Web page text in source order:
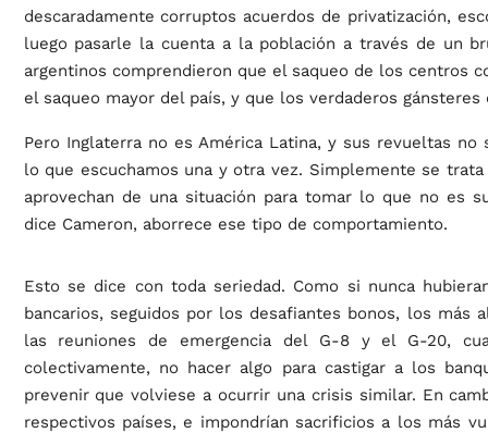
descaradamente corruptos acuerdos de privatización,
luego pasarle la cuenta a la población a través de un
argentinos comprendieron que el saqueo de los centros
el saqueo mayor del país, y que los verdaderos gánsteres
Pero Inglaterra no es América Latina, y sus revueltas
lo que escuchamos una y otra vez. Simplemente se
aprovechan de una situación para tomar lo que no es
dice Cameron, aborrece ese tipo de comportamiento.
Esto se dice con toda seriedad. Como si nunca
bancarios, seguidos por los desafiantes bonos, los más
las reuniones de emergencia del G-8 y el G-20,
colectivamente, no hacer algo para castigar a los
prevenir que volviese a ocurrir una crisis similar. En
respectivos países, e impondrían sacrificios a los más